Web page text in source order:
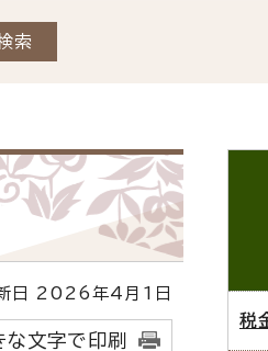
2026年4月1日
な文字で印刷
税